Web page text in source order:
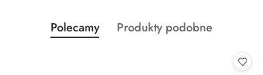
Pomiń karuzelę produktów
Produkty
o
Polecamy
Produkty
Produkty podobne